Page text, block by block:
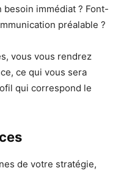
besoin immédiat ? Font-
préalable ?
vous vous rendrez
ce qui vous sera
qui correspond le
de votre stratégie,